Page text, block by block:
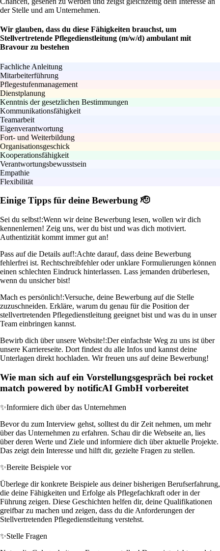
der Stelle und am Unternehmen.
Wir glauben, dass du diese Fähigkeiten brauchst, um
Stellvertretende Pflegedienstleitung (m/w/d) ambulant mit
Bravour zu bestehen
Fachliche Anleitung
Mitarbeiterführung
Pflegestufenmanagement
Dienstplanung
Kenntnis der gesetzlichen Bestimmungen
Kommunikationsfähigkeit
Teamarbeit
Eigenverantwortung
Fort- und Weiterbildung
Organisationsgeschick
Kooperationsfähigkeit
Verantwortungsbewusstsein
Empathie
Flexibilität
Einige Tipps für deine Bewerbung 🫡
Sei du selbst!:Wenn wir deine Bewerbung lesen, wollen wir dich
kennenlernen! Zeig uns, wer du bist und was dich motiviert.
Authentizität kommt immer gut an!
Pass auf die Details auf!:Achte darauf, dass deine Bewerbung
fehlerfrei ist. Rechtschreibfehler oder unklare Formulierungen können
einen schlechten Eindruck hinterlassen. Lass jemanden drüberlesen,
wenn du unsicher bist!
Mach es persönlich!:Versuche, deine Bewerbung auf die Stelle
zuzuschneiden. Erkläre, warum du genau für die Position der
stellvertretenden Pflegedienstleitung geeignet bist und was du in unser
Team einbringen kannst.
Bewirb dich über unsere Website!:Der einfachste Weg zu uns ist über
unsere Karriereseite. Dort findest du alle Infos und kannst deine
Unterlagen direkt hochladen. Wir freuen uns auf deine Bewerbung!
Wie man sich auf ein Vorstellungsgespräch bei rocket
match powered by notificAI GmbH vorbereitet
✨Informiere dich über das Unternehmen
Bevor du zum Interview gehst, solltest du dir Zeit nehmen, um mehr
über das Unternehmen zu erfahren. Schau dir die Webseite an, lies
über deren Werte und Ziele und informiere dich über aktuelle Projekte.
Das zeigt dein Interesse und hilft dir, gezielte Fragen zu stellen.
✨Bereite Beispiele vor
Überlege dir konkrete Beispiele aus deiner bisherigen Berufserfahrung,
die deine Fähigkeiten und Erfolge als Pflegefachkraft oder in der
Führung zeigen. Diese Geschichten helfen dir, deine Qualifikationen
greifbar zu machen und zeigen, dass du die Anforderungen der
Stellvertretenden Pflegedienstleitung verstehst.
✨Stelle Fragen